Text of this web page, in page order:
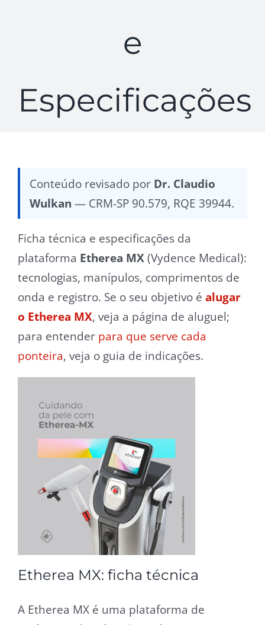
e
Especificações
Conteúdo revisado por Dr. Claudio
Wulkan — CRM-SP 90.579, RQE 39944.
Ficha técnica e especificações da
plataforma Etherea MX (Vydence Medical):
tecnologias, manípulos, comprimentos de
onda e registro. Se o seu objetivo é alugar
o Etherea MX, veja a página de aluguel;
para entender para que serve cada
ponteira, veja o guia de indicações.
Etherea MX: ficha técnica
A Etherea MX é uma plataforma de